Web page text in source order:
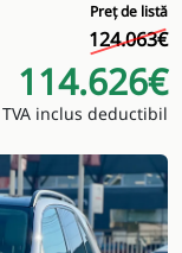
Preț de listă
124.063€
114.626€
TVA inclus deductibil